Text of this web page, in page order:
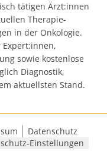
tätigen Ärzt:innen
Therapie-
in der Onkologie.
sowie kostenlose
Diagnostik,
aktuellsten Stand.
Datenschutz
Einstellungen